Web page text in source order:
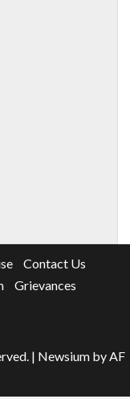
Contact Us
Grievances
| Newsiumby AF